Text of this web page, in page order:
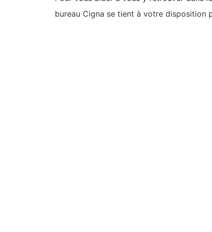
bureau Cigna se tient à votre disposition